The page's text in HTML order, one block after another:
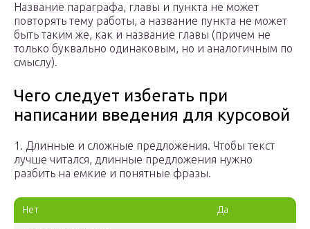
Название параграфа, главы и пункта не может
повторять тему работы, а название пункта не может
быть таким же, как и название главы (причем не
только буквально одинаковым, но и аналогичным по
смыслу).
Чего следует избегать при
написании введения для курсовой
1. Длинные и сложные предложения. Чтобы текст
лучше читался, длинные предложения нужно
разбить на емкие и понятные фразы.
Нет Да